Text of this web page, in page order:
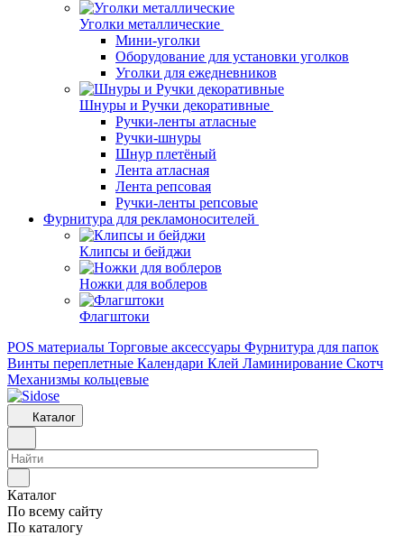
Уголки металлические
Мини-уголки
Оборудование для установки уголков
Уголки для ежедневников
Шнуры и Ручки декоративные
Ручки-ленты атласные
Ручки-шнуры
Шнур плетёный
Лента атласная
Лента репсовая
Ручки-ленты репсовые
Фурнитура для рекламоносителей
Клипсы и бeйджи
Ножки для воблеров
Флагштоки
POS материалы Торговые аксессуары Фурнитура для папок
Винты переплетные Календари Клей Ламинирование Скотч
Механизмы кольцевые
Каталог
Каталог
По всему сайту
По каталогу